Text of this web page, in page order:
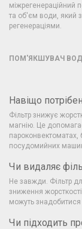
міжрегенераційний
та об'єм води, який
регенераціями.
ПОМ'ЯКШУВАЧ
Навіщо
Фільтр знижує
магнію. Це
посудомийних
Чи видаляє
Не завжди. Фільтр
зниження
можуть знадобитися
Чи підходить